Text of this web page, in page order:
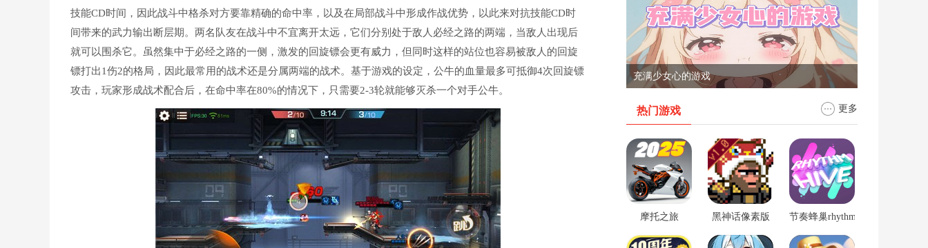
技能CD时间，因此战斗中格杀对方要靠精确的命中率，以及在局部战斗中形成作战优势，以此来对抗技能CD时
间带来的武力输出断层期。两名队友在战斗中不宜离开太远，它们分别处于敌人必经之路的两端，当敌人出现后
就可以围杀它。虽然集中于必经之路的一侧，激发的回旋镖会更有威力，但同时这样的站位也容易被敌人的回旋
镖打出1伤2的格局，因此最常用的战术还是分属两端的战术。基于游戏的设定，公牛的血量最多可抵御4次回旋镖
攻击，玩家形成战术配合后，在命中率在80%的情况下，只需要2-3轮就能够灭杀一个对手公牛。
充满少女心的游戏
热门游戏 更多
摩托之旅 黑神话像素版 节奏蜂巢rhythm hive